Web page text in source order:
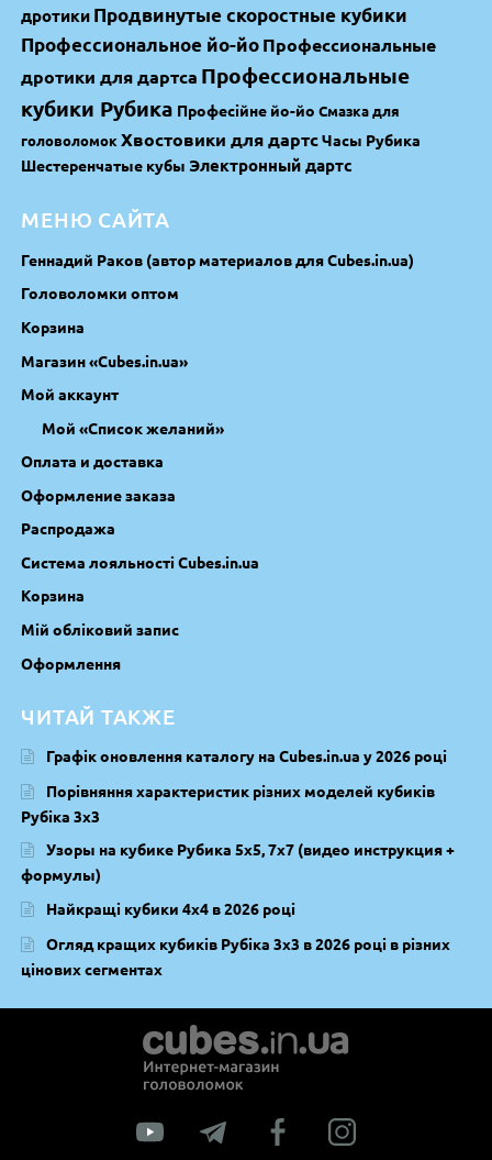
дротики Продвинутые скоростные кубики
Профессиональное йо-йоПрофессиональные
дротики для дартса Профессиональные
кубики Рубика Професійне йо-йо Смазка для
головоломокХвостовики для дартсЧасы Рубика
Шестеренчатые кубы Электронный дартс
МЕНЮ САЙТА
Геннадий Раков (автор материалов для Cubes.in.ua)
Головоломки оптом
Корзина
Магазин «Cubes.in.ua»
Мой аккаунт
Мой «Список желаний»
Оплата и доставка
Оформление заказа
Распродажа
Система лояльності Cubes.in.ua
Корзина
Мій обліковий запис
Оформлення
ЧИТАЙ ТАКЖЕ
Графік оновлення каталогу на Cubes.in.ua у 2026 році
Порівняння характеристик різних моделей кубиків
Рубіка 3х3
Узоры на кубике Рубика 5х5, 7х7 (видео инструкция +
формулы)
Найкращі кубики 4х4 в 2026 році
Огляд кращих кубиків Рубіка 3х3 в 2026 році в різних
цінових сегментах